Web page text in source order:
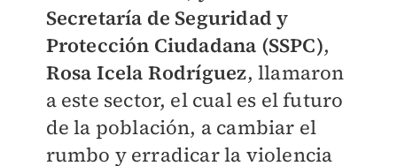
Secretaría de Seguridad y
Protección Ciudadana (SSPC),
Rosa Icela Rodríguez, llamaron
a este sector, el cual es el futuro
de la población, a cambiar el
rumbo y erradicar la violencia